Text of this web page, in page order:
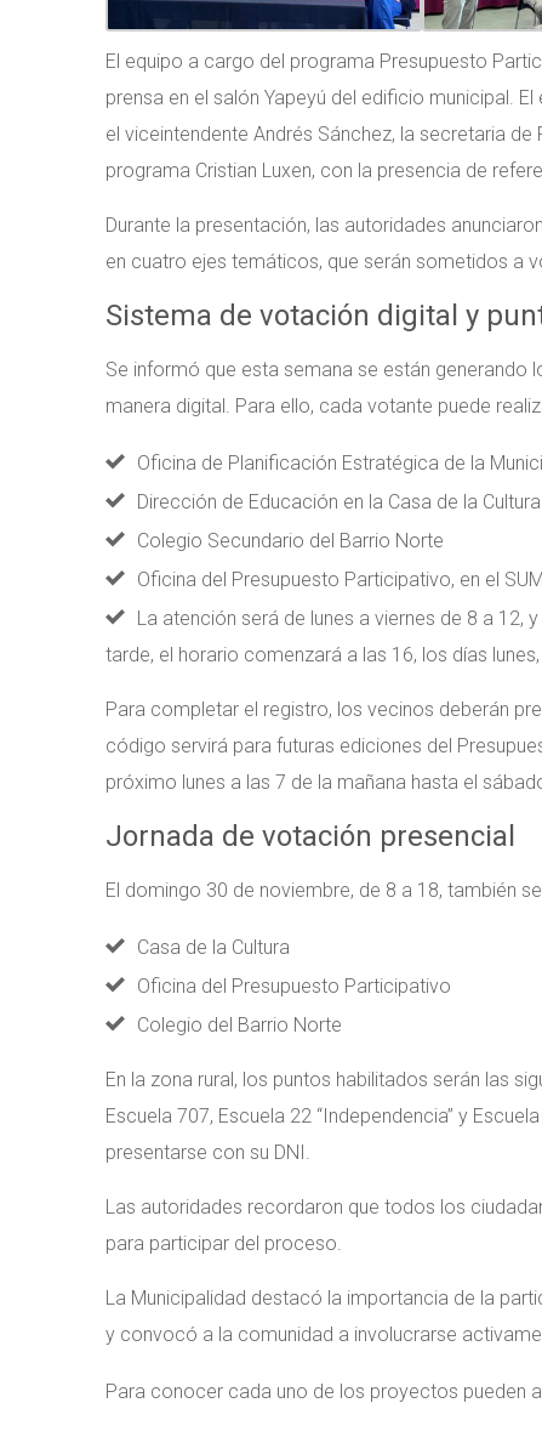
El equipo a cargo del programa Presupuesto
prensa en el salón Yapeyú del edificio municipal.
el viceintendente Andrés Sánchez, la secretaria
programa Cristian Luxen, con la presencia de
Durante la presentación, las autoridades
en cuatro ejes temáticos, que serán sometidos a
Sistema de votación digital y
Se informó que esta semana se están
manera digital. Para ello, cada votante puede
Oficina de Planificación Estratégica de la
Dirección de Educación en la Casa de la Cultura
Colegio Secundario del Barrio Norte
Oficina del Presupuesto Participativo, en el
La atención será de lunes a viernes de 8 a 12,
tarde, el horario comenzará a las 16, los días
Para completar el registro, los vecinos deberán
código servirá para futuras ediciones del
próximo lunes a las 7 de la mañana hasta el
Jornada de votación presencial
El domingo 30 de noviembre, de 8 a 18, también
Casa de la Cultura
Oficina del Presupuesto Participativo
Colegio del Barrio Norte
En la zona rural, los puntos habilitados serán las
Escuela 707, Escuela 22 “Independencia” y
presentarse con su DNI.
Las autoridades recordaron que todos los
para participar del proceso.
La Municipalidad destacó la importancia de la
y convocó a la comunidad a involucrarse
Para conocer cada uno de los proyectos pueden